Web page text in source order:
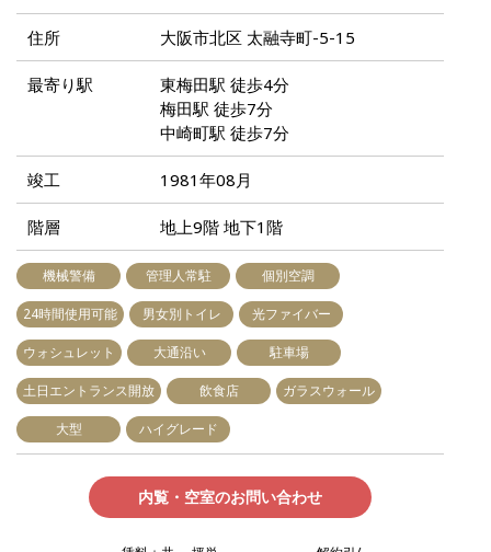
住所 大阪市北区 太融寺町-5-15
最寄り駅
東梅田駅 徒歩4分
梅田駅 徒歩7分
中崎町駅 徒歩7分
竣工 1981年08月
階層 地上9階 地下1階
機械警備 管理人常駐 個別空調
24時間使用可能 男女別トイレ 光ファイバー
ウォシュレット 大通沿い 駐車場
土日エントランス開放 飲食店 ガラスウォール
大型 ハイグレード
内覧・空室のお問い合わせ